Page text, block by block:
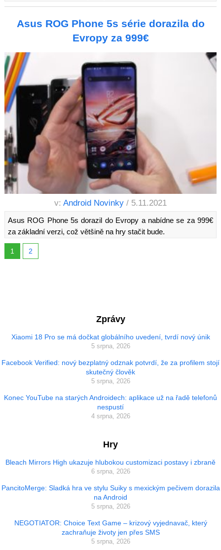
Asus ROG Phone 5s série dorazila do
Evropy za 999€
v: Android Novinky / 5.11.2021
Asus ROG Phone 5s dorazil do Evropy a nabídne se za 999€
za základní verzi, což většině na hry stačit bude.
1 2
Zprávy
Xiaomi 18 Pro se má dočkat globálního uvedení, tvrdí nový únik
5 srpna, 2026
Facebook Verified: nový bezplatný odznak potvrdí, že za profilem stojí
skutečný člověk
5 srpna, 2026
Konec YouTube na starých Androidech: aplikace už na řadě telefonů
nespustí
4 srpna, 2026
Hry
Bleach Mirrors High ukazuje hlubokou customizaci postavy i zbraně
6 srpna, 2026
PancitoMerge: Sladká hra ve stylu Suiky s mexickým pečivem dorazila
na Android
5 srpna, 2026
NEGOTIATOR: Choice Text Game – krizový vyjednavač, který
zachraňuje životy jen přes SMS
5 srpna, 2026